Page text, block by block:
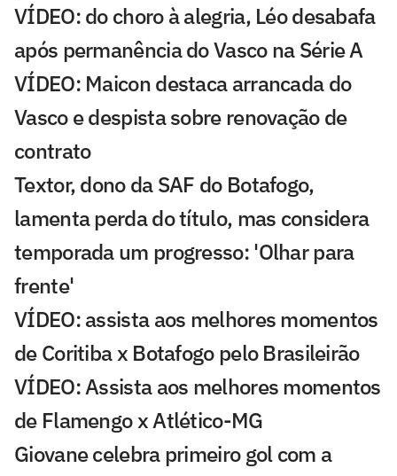
VÍDEO: do choro à alegria, Léo desabafa
após permanência do Vasco na Série A
VÍDEO: Maicon destaca arrancada do
Vasco e despista sobre renovação de
contrato
Textor, dono da SAF do Botafogo,
lamenta perda do título, mas considera
temporada um progresso: 'Olhar para
frente'
VÍDEO: assista aos melhores momentos
de Coritiba x Botafogo pelo Brasileirão
VÍDEO: Assista aos melhores momentos
de Flamengo x Atlético-MG
Giovane celebra primeiro gol com a